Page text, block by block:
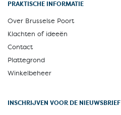
PRAKTISCHE INFORMATIE
Over Brusselse Poort
Klachten of ideeën
Contact
Plattegrond
Winkelbeheer
INSCHRIJVEN VOOR DE NIEUWSBRIEF